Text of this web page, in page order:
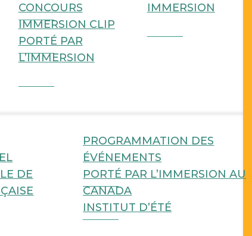
CONCOURS
IMMERSION CLIP
PORTÉ PAR
L’IMMERSION
IMMERSION
DE
PROGRAMMATION DES
ÉVÉNEMENTS
PORTÉ PAR L’IMMERSION AU
CANADA
INSTITUT D’ÉTÉ